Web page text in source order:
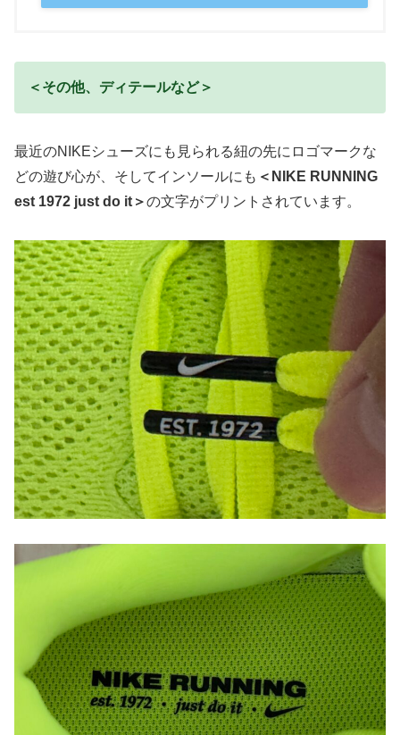
＜その他、ディテールなど＞
最近のNIKEシューズにも見られる紐の先にロゴマークな
どの遊び心が、そしてインソールにも ＜ N K E RU N N NG
est 1972 just do it＞の文字がプリントされています。